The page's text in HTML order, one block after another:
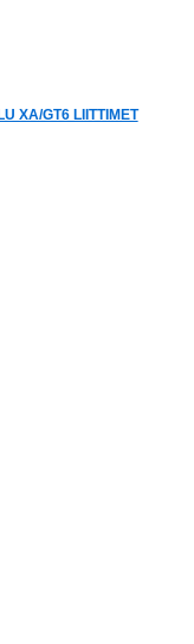
XA/GT6 LIITTIMET